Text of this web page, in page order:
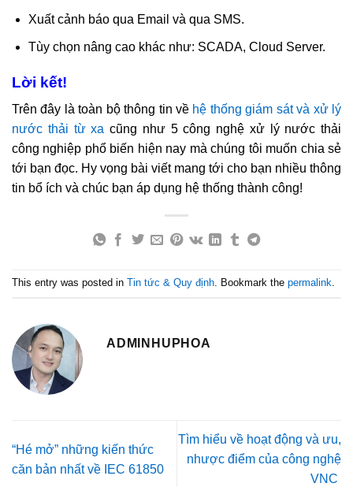
Xuất cảnh báo qua Email và qua SMS.
Tùy chọn nâng cao khác như: SCADA, Cloud Server.
Lời kết!
Trên đây là toàn bộ thông tin về hệ thống giám sát và xử lý
nước thải từ xa cũng như 5 công nghệ xử lý nước thải
công nghiệp phổ biến hiện nay mà chúng tôi muốn chia sẻ
tới bạn đọc. Hy vọng bài viết mang tới cho bạn nhiều thông
tin bổ ích và chúc bạn áp dụng hệ thống thành công!
This entry was posted in Tin tức & Quy định. Bookmark the permalink.
ADMINHUPHOA
“Hé mở” những kiến thức
căn bản nhất về IEC 61850
Tìm hiểu về hoạt động và ưu,
nhược điểm của công nghệ
VNC